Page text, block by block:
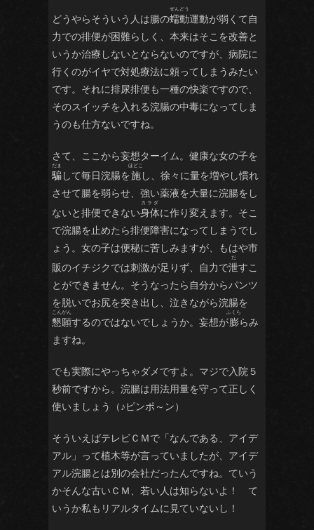
どうやらそういう人は腸の蠕動運動が弱くて自
力での排便が困難らしく、本来はそこを改善と
いうか治療しないとならないのですが、病院に
行くのがイヤで対処療法に頼ってしまうみたい
です。それに排尿排便も一種の快楽ですので、
そのスイッチを入れる浣腸の中毒になってしま
うのも仕方ないですね。
さて、ここから妄想ターイム。健康な女の子を
騙して毎日浣腸を施し、徐々に量を増やし慣れ
させて腸を弱らせ、強い薬液を大量に浣腸をし
ないと排便できない身体に作り変えます。そこ
で浣腸を止めたら排便障害になってしまうでし
ょう。女の子は便秘に苦しみますが、もはや市
販のイチジクでは刺激が足りず、自力で泄すこ
とができません。そうなったら自分からパンツ
を脱いでお尻を突き出し、泣きながら浣腸を
懇願するのではないでしょうか。妄想が膨らみ
ますね。
でも実際にやっちゃダメですよ。マジで入院５
秒前ですから。浣腸は用法用量を守って正しく
使いましょう（♪ピンポ～ン）
そういえばテレビＣＭで「なんである、アイデ
アル」って植木等が言っていましたが、アイデ
アル浣腸とは別の会社だったんですね。ていう
かそんな古いＣＭ、若い人は知らないよ！ て
いうか私もリアルタイムに見ていないし！